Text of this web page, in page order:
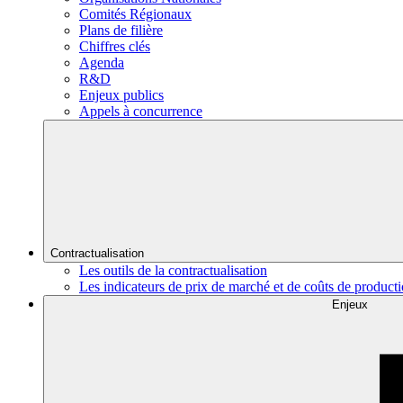
Comités Régionaux
Plans de filière
Chiffres clés
Agenda
R&D
Enjeux publics
Appels à concurrence
Contractualisation
Les outils de la contractualisation
Les indicateurs de prix de marché et de coûts de
Enjeux